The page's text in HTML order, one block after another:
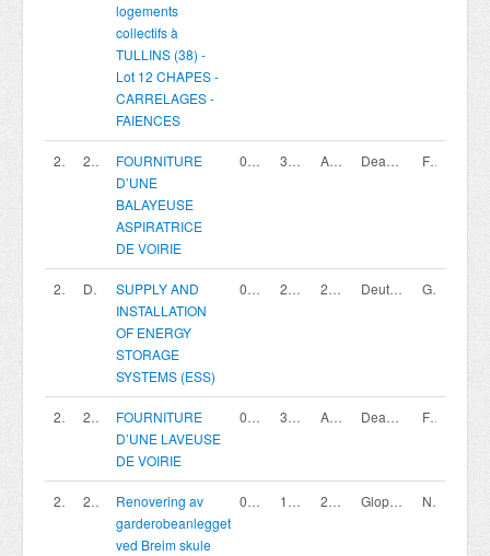
logements
collectifs à
TULLINS (38) -
Lot 12 CHAPES -
CARRELAGES -
FAIENCES
200419976 2026-JM-06-01 - LOT 1
FOURNITURE
D’UNE
BALAYEUSE
ASPIRATRICE
DE VOIRIE
07/08/2026 30/09/2026 11:00 Appel d'offres ouvert Deauville France
200419965 DE 1138 SPR No. KRT-2026-034
SUPPLY AND
INSTALLATION
OF ENERGY
STORAGE
SYSTEMS (ESS)
07/08/2026 22/08/2026 23:59 2-National open tender (for outside Germany) Deutsche Welthungerhilfe e. V. Germany
200419973 2026-JM-06-02 - LOT 2
FOURNITURE
D’UNE LAVEUSE
DE VOIRIE
07/08/2026 30/09/2026 11:00 Appel d'offres ouvert Deauville France
200419667 26/1489
Renovering av
garderobeanlegget
ved Breim skule
07/08/2026 10/09/2026 12:00 2.Åpen tilbudskonkurranse del II (Nasjonal, ett trinn) Gloppen kommune Norway